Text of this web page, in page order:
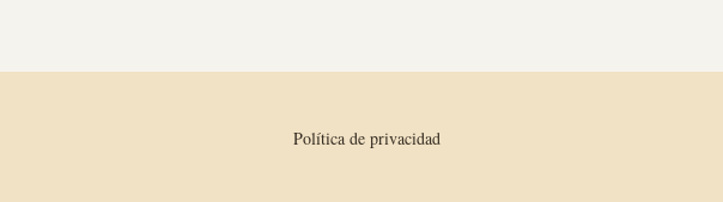
Política de privacidad